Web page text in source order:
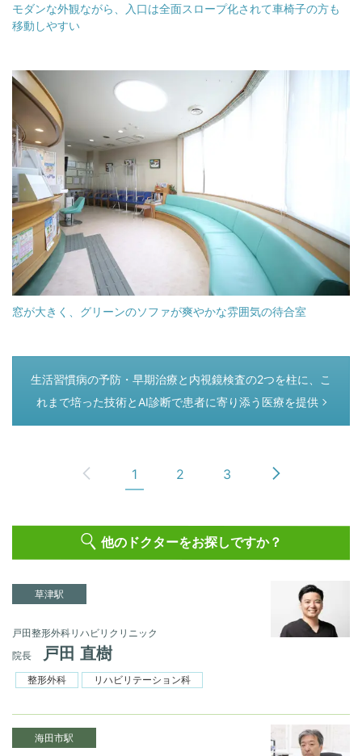
モダンな外観ながら、入口は全面スロープ化されて車椅子の方も
移動しやすい
窓が大きく、グリーンのソファが爽やかな雰囲気の待合室
つぎのページ
生活習慣病の予防・早期治療と内視鏡検査の2つを柱に、こ
れまで培った技術とAI診断で患者に寄り添う医療を提供
1 2 3
他のドクターをお探しですか？
草津駅
戸田整形外科リハビリクリニック
院長
戸田 直樹
整形外科 リハビリテーション科
海田市駅